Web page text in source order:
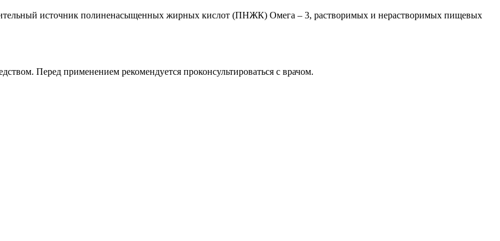
источник полиненасыщенных жирных кислот (ПНЖК) Омега – 3, растворимых и нерастворимых пищевых
Перед применением рекомендуется проконсультироваться с врачом.